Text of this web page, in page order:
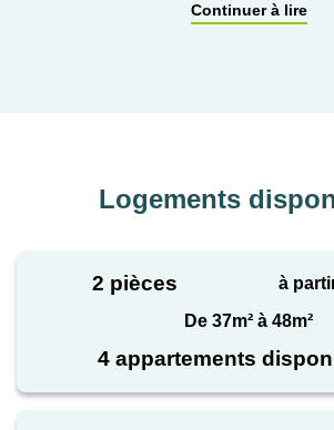
Montpellier est
médiévale
de commerce et
berceau de l’
Continuer à lire
Logements
2 pièces à
De 37m² à 48m²
4 appartements